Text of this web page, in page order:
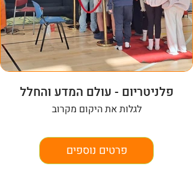
פלניטריום - עולם המדע והחלל
לגלות את היקום מקרוב
פרטים נוספים